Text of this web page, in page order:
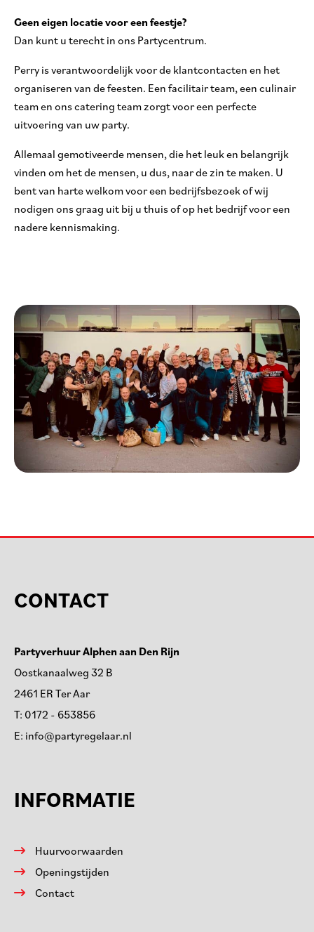
Geen eigen locatie voor een feestje?
Dan kunt u terecht in ons Partycentrum.
Perry is verantwoordelijk voor de klantcontacten en het
organiseren van de feesten. Een facilitair team, een culinair
team en ons catering team zorgt voor een perfecte
uitvoering van uw party.
Allemaal gemotiveerde mensen, die het leuk en belangrijk
vinden om het de mensen, u dus, naar de zin te maken. U
bent van harte welkom voor een bedrijfsbezoek of wij
nodigen ons graag uit bij u thuis of op het bedrijf voor een
nadere kennismaking.
CONTACT
Partyverhuur Alphen aan Den Rijn
Oostkanaalweg 32 B
2461 ER Ter Aar
T: 0172 - 653856
E: info@partyregelaar.nl
INFORMATIE
Huurvoorwaarden
Openingstijden
Contact